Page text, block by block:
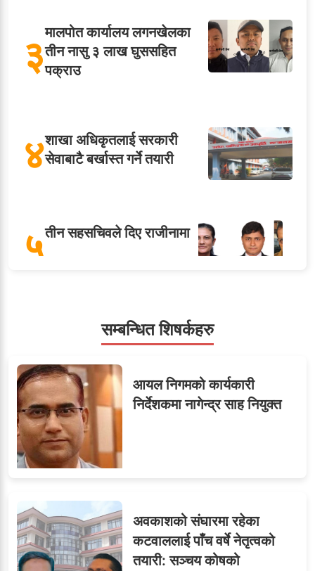
३मालपोत कार्यालय लगनखेलका
तीन नासु ३ लाख घुससहित
पक्राउ
४शाखा अधिकृतलाई सरकारी
सेवाबाटै बर्खास्त गर्ने तयारी
५तीन सहसचिवले दिए राजीनामा
सहसचिवमा प्रथम भएका
विजयकुमार शर्माको लोकसेवा
टिप्स
७ओएनएमका नाममा अत्याचार :
सब–इन्जिनियरहरुको गम्भीर
ध्यानाकर्षण
८जुनियरलाई दोहोरो जिम्मेवारी,
मन्त्रालयभित्र असन्तुष्टि
सम्बन्धित शिषर्कहरु
आयल निगमको कार्यकारी
निर्देशकमा नागेन्द्र साह नियुक्त
अवकाशको संघारमा रहेका
कटवाललाई पाँच वर्षे नेतृत्वको
तयारी: सञ्चय कोषको